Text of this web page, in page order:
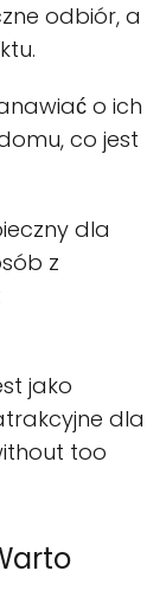
odbiór, a
o ich
co jest
dla
z
jako
dla
too